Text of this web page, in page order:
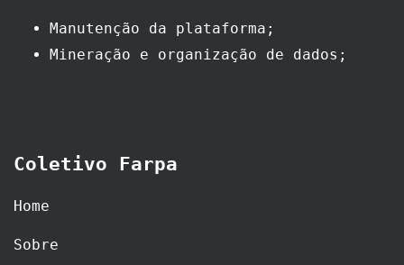
Manutenção da plataforma;
Mineração e organização de dados;
Coletivo Farpa
Home
Sobre